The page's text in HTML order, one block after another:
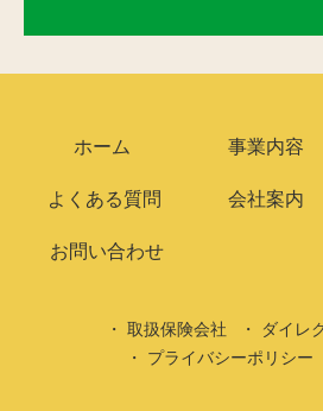
ホーム 事業内容
よくある質問 会社案内
お問い合わせ
取扱保険会社 ダイレ
プライバシーポリシー